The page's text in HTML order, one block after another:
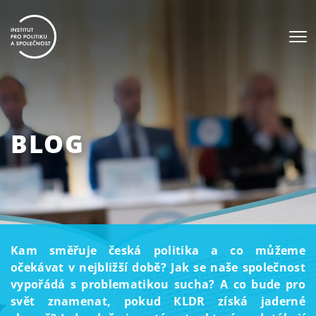
BLOG
Kam směřuje česká politika a co můžeme
očekávat v nejbližší době? Jak se naše společnost
vypořádá s problematikou sucha? A co bude pro
svět znamenat, pokud KLDR získá jaderné